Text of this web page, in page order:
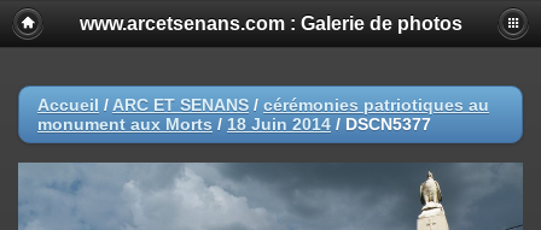
www.arcetsenans.com : Galerie de photos
Accueil / ARC ET SENANS / cérémonies patriotiques au
monument aux Morts / 18 Juin 2014 / DSCN5377